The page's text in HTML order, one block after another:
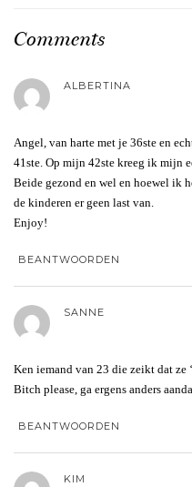
Comments
ALBERTINA
Angel, van harte met je 36ste en
41ste. Op mijn 42ste kreeg ik mijn
Beide gezond en wel en hoewel ik
de kinderen er geen last van.
Enjoy!
BEANTWOORDEN
SANNE
Ken iemand van 23 die zeikt dat ze
Bitch please, ga ergens anders
BEANTWOORDEN
KIM